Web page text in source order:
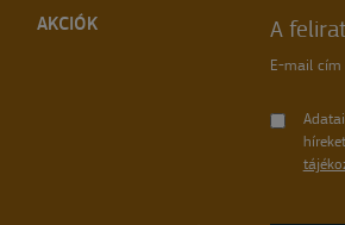
AKCIÓK
A
E-mail cím